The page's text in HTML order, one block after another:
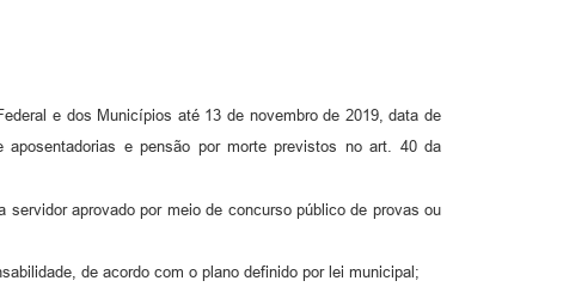
e dos Municípios até 13 de novembro de 2019, data de
e pensão por morte previstos no art. 40 da
aprovado por meio de concurso público de provas ou
de acordo com o plano definido por lei municipal;